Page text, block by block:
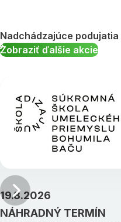
Nadchádzajúce podujatia
Zobraziť ďalšie akcie
NÁHRADNÝ TERMÍN
19.8.2026Predchádzajúci